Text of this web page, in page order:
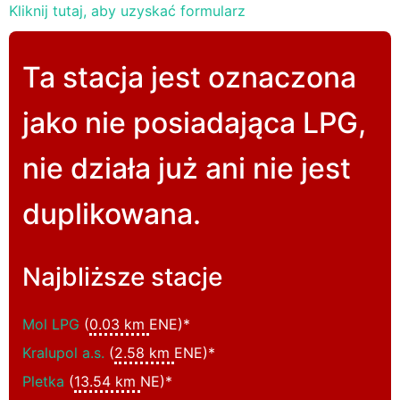
Kliknij tutaj, aby uzyskać formularz
Ta stacja jest oznaczona
jako nie posiadająca LPG,
nie działa już ani nie jest
duplikowana.
Najbliższe stacje
Mol LPG (0.03 km ENE)*
Kralupol a.s. (2.58 km ENE)*
Pletka (13.54 km NE)*